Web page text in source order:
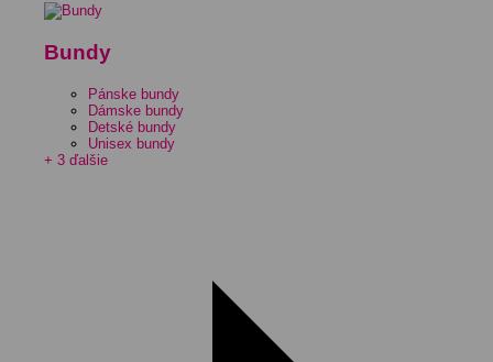
Bundy
Pánske bundy
Dámske bundy
Detské bundy
Unisex bundy
+ 3 ďalšie